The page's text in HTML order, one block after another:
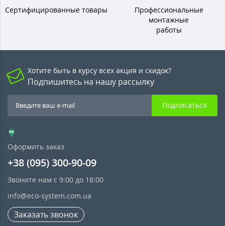
Сертифицированные товары
Профессиональные
монтажные
работы
Хотите быть в курсу всех акция и скидок?
Подпишитесь на нашу рассылку
Подписаться
Оформить заказ
+38 (095) 300-90-09
Звоните нам с 9:00 до 18:00
info@eco-system.com.ua
Заказать звонок